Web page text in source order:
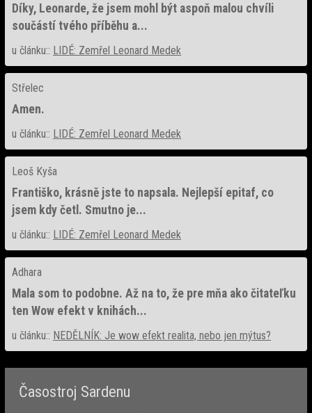
Díky, Leonarde, že jsem mohl být aspoň malou chvíli
součástí tvého příběhu a...
u článku:: LIDÉ: Zemřel Leonard Medek
Střelec
Amen.
u článku:: LIDÉ: Zemřel Leonard Medek
Leoš Kyša
Františko, krásně jste to napsala. Nejlepší epitaf, co
jsem kdy četl. Smutno je...
u článku:: LIDÉ: Zemřel Leonard Medek
Adhara
Mala som to podobne. Až na to, že pre mňa ako čitateľku
ten Wow efekt v knihách...
u článku:: NEDĚLNÍK: Je wow efekt realita, nebo jen mýtus?
Časostroj Sardenu